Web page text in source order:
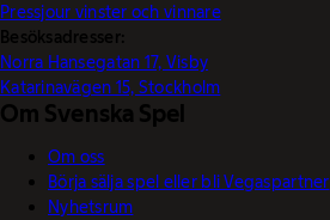
Pressjour vinster och vinnare
Besöksadresser:
Norra Hansegatan 17, Visby
Katarinavägen 15, Stockholm
Om Svenska Spel
Om oss
Börja sälja spel eller bli Vegaspartner
Nyhetsrum